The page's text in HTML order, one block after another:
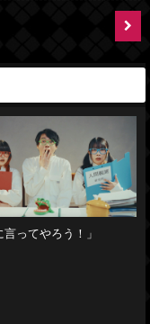
言ってやろう！」